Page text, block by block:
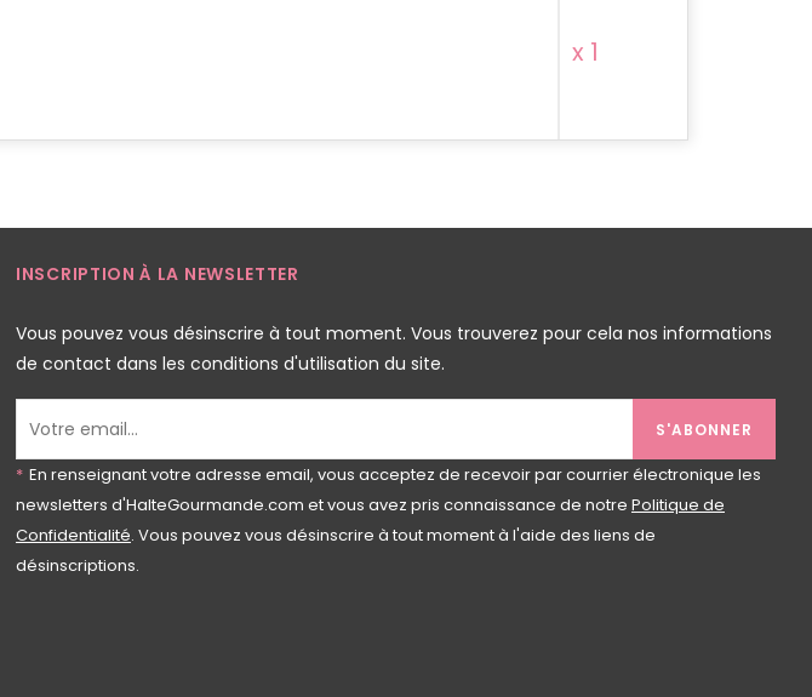
x 1
INSCRIPTION À LA NEWSLETTER
Vous pouvez vous désinscrire à tout moment. Vous trouverez pour cela nos informations
de contact dans les conditions d'utilisation du site.
S'ABONNER
* En renseignant votre adresse email, vous acceptez de recevoir par courrier électronique les
newsletters d'HalteGourmande.com et vous avez pris connaissance de notre Politique de
Confidentialité. Vous pouvez vous désinscrire à tout moment à l'aide des liens de
désinscriptions.